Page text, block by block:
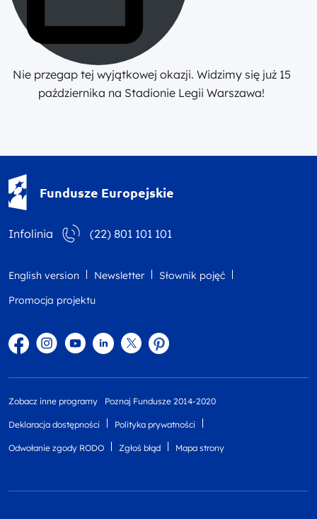
Nie przegap tej wyjątkowej okazji. Widzimy się już 15
października na Stadionie Legii Warszawa!
Fundusze Europejskie
Infolinia (22) 801 101 101
English version Newsletter
Słownik pojęć
Promocja projektu
FacebookInstagram
YouTubeLinkedintwitterPinterest
Zobacz inne programy Poznaj Fundusze 2014-2020
Deklaracja dostępności Polityka prywatności
Odwołanie zgody RODO Zgłoś błąd Mapa strony